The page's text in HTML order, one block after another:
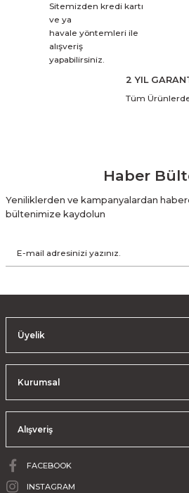
Sitemizden kredi kartı
ve ya
havale yöntemleri ile
alışveriş
yapabilirsiniz.
2 YIL
Tüm Ürünlerde
Haber
Yeniliklerden ve kampanyalardan
bültenimize kaydolun
Üyelik
Kurumsal
Alışveriş
FACEBOOK
INSTAGRAM